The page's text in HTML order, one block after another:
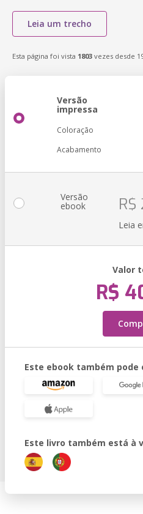
Leia um trecho
Esta página foi vista 1803 vezes desde
Versão
impressa
Coloração
Acabamento
Versão
ebook R$
Leia
Valor
R$
Este ebook também pode
Este livro também está à